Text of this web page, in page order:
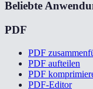
Beliebte
PDF
PDF
PDF aufteilen
PDF
PDF-Editor